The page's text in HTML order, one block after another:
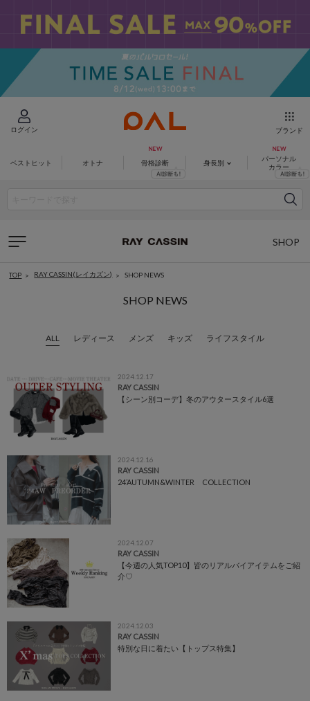
ログイン ブランド
ベストヒット オトナ 骨格診断 身長別
パーソナル
カラー
SHOP
TOP RAY CASSIN(レイカズン) SHOP NEWS
SHOP NEWS
ALL レディース メンズ キッズ ライフスタイル
2024.12.17
RAY CASSIN
【シーン別コーデ】冬のアウタースタイル6選
2024.12.16
RAY CASSIN
24’AUTUMN&WINTER COLLECTION
2024.12.07
RAY CASSIN
【今週の人気TOP10】皆のリアルバイアイテムをご紹
介♡
2024.12.03
RAY CASSIN
特別な日に着たい【トップス特集】